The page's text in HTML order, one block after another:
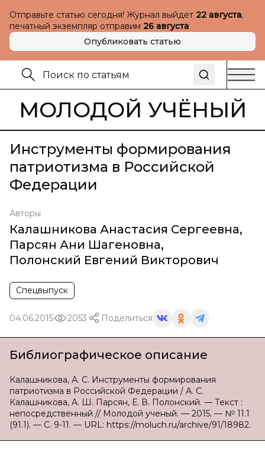
Отправьте статью сегодня! Журнал выйдет 22 августа,
печатный экземпляр отправим 26 августа
Опубликовать статью
МОЛОДОЙ УЧЁНЫЙ
Инструменты формирования
патриотизма в Российской
Федерации
Авторы
Калашникова Анастасия Сергеевна,
Парсян Ани Шагеновна,
Полонский Евгений Викторович
Спецвыпуск
04.06.2015 2053 Поделиться
Библиографическое описание
Калашникова, А. С. Инструменты формирования
патриотизма в Российской Федерации / А. С.
Калашникова, А. Ш. Парсян, Е. В. Полонский. — Текст :
непосредственный // Молодой ученый. — 2015. — № 11.1
(91.1). — С. 9-11. — URL: https://moluch.ru/archive/91/18982.